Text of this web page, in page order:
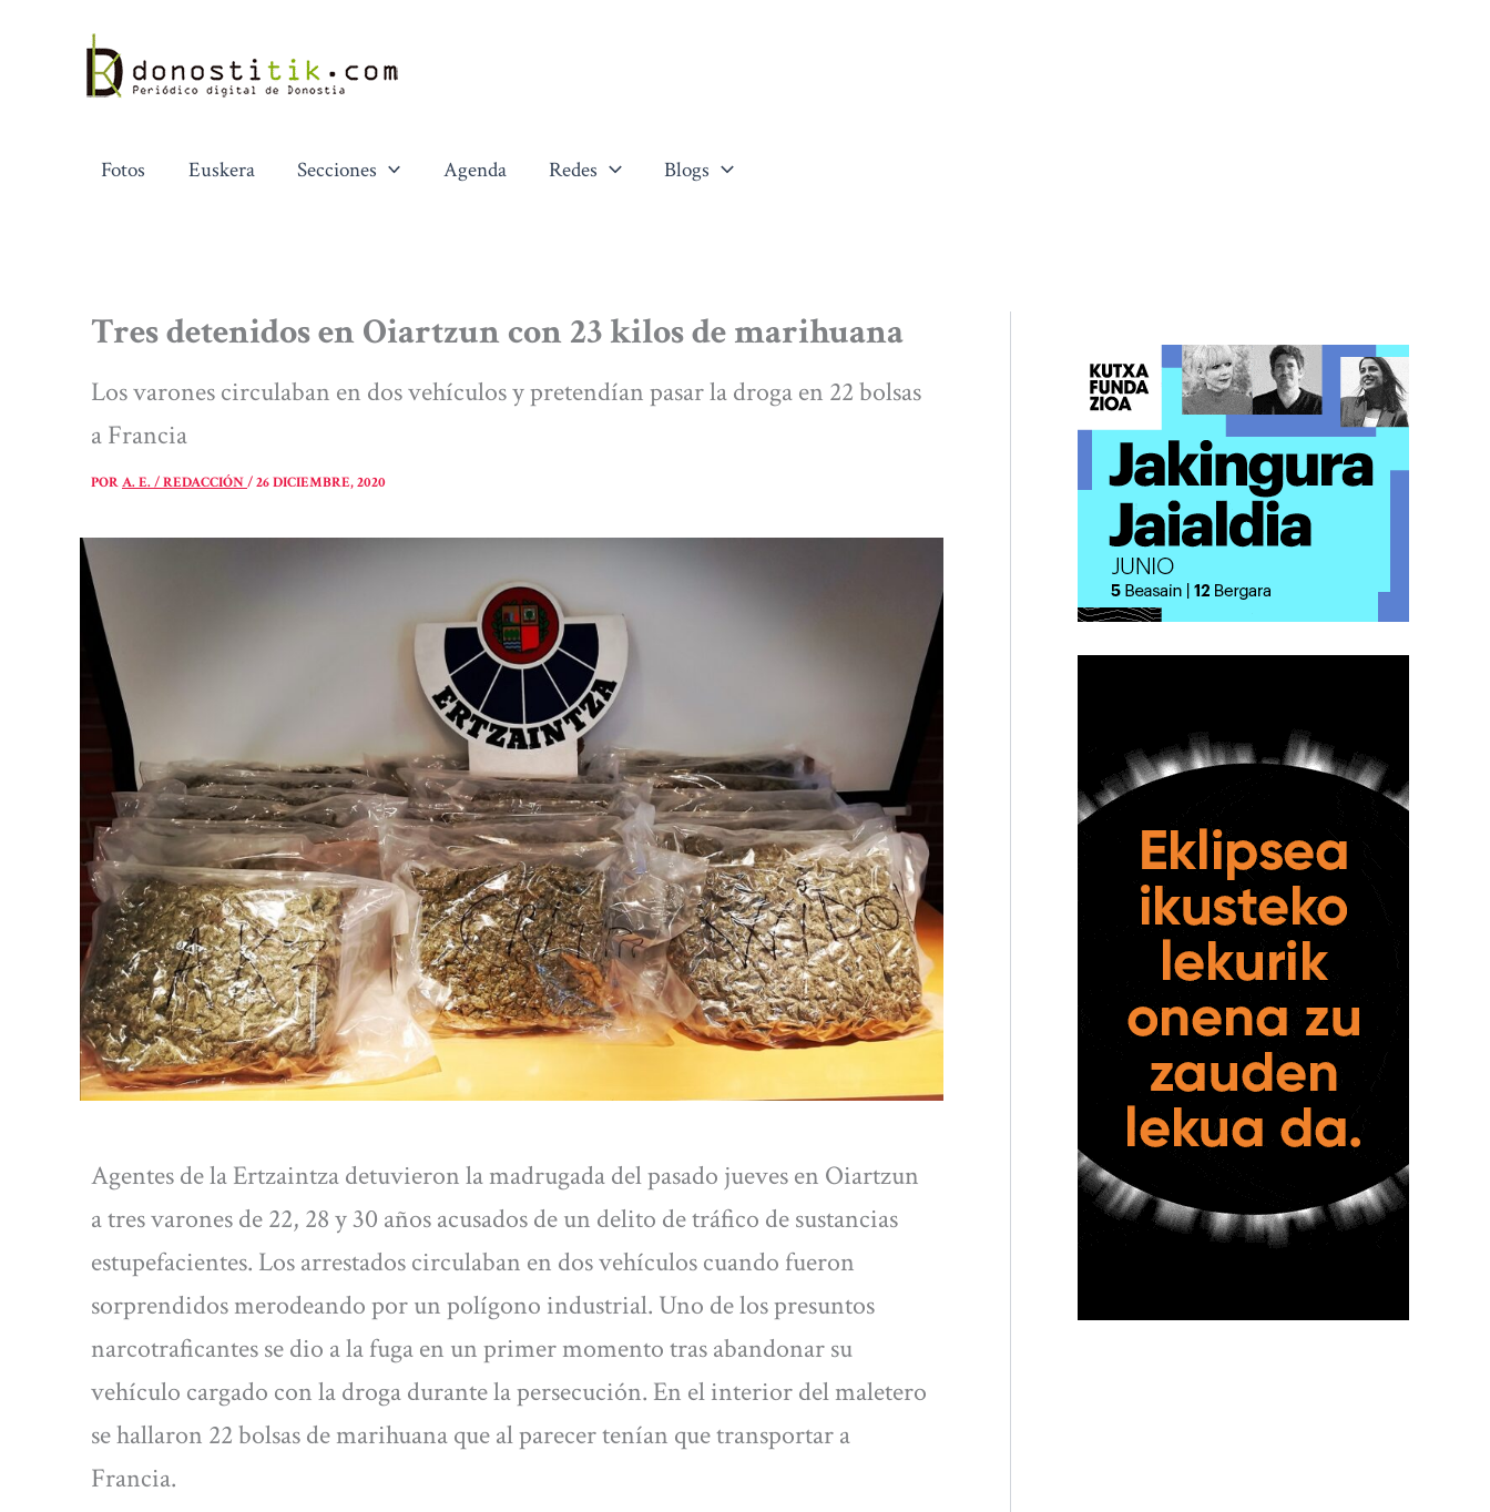
contenido
Fotos Euskera Secciones Agenda Redes Blogs
Tres detenidos en Oiartzun con 23 kilos de marihuana
Los varones circulaban en dos vehículos y pretendían pasar la droga en 22 bolsas
a Francia
PORA. E. / REDACCIÓN/26 DICIEMBRE, 2020
Agentes de la Ertzaintza detuvieron la madrugada del pasado jueves en Oiartzun
a tres varones de 22, 28 y 30 años acusados de un delito de tráfico de sustancias
estupefacientes. Los arrestados circulaban en dos vehículos cuando fueron
sorprendidos merodeando por un polígono industrial. Uno de los presuntos
narcotraficantes se dio a la fuga en un primer momento tras abandonar su
vehículo cargado con la droga durante la persecución. En el interior del maletero
se hallaron 22 bolsas de marihuana que al parecer tenían que transportar a
Francia.